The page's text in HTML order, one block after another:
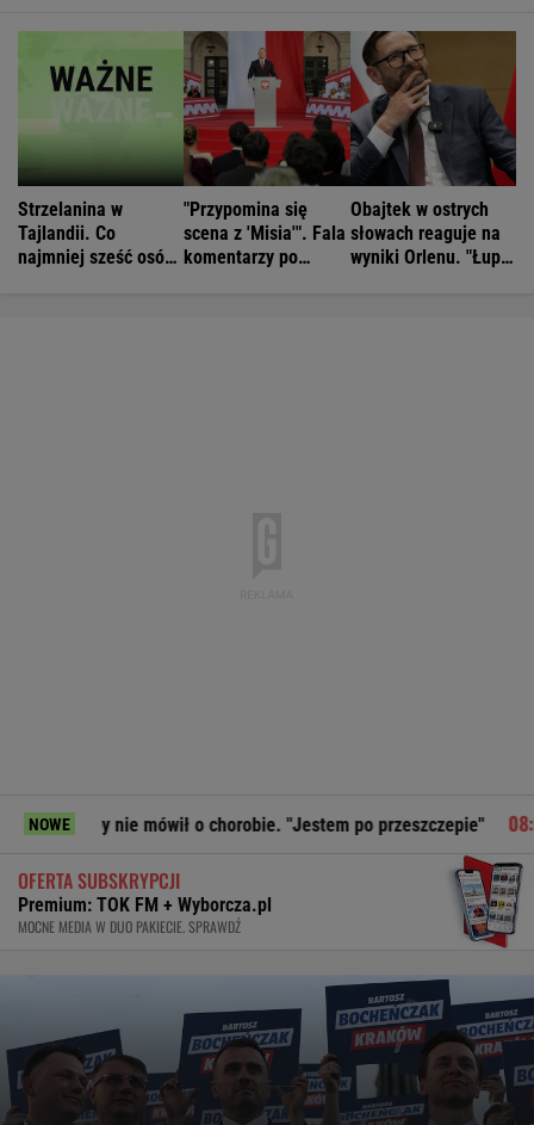
Strzelanina w
Tajlandii. Co
najmniej sześć osób
"Przypomina się
scena z 'Misia'". Fala
komentarzy po
Obajtek w ostrych
słowach reaguje na
wyniki Orlenu. "Łupi
NOWE
mówił o chorobie. "Jestem po przeszczepie"
OFERTA SUBSKRYPCJI
Premium: TOK FM + Wyborcza.pl
MOCNE MEDIA W DUO PAKIECIE. SPRAWDŹ